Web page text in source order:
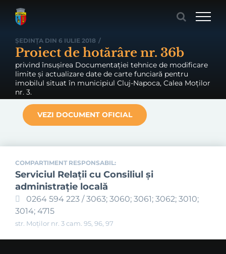
ȘEDINȚA DIN 6 IULIE 2018 /
Proiect de hotărâre nr. 36b
privind însușirea Documentației tehnice de modificare
limite și actualizare date de carte funciară pentru
imobilul situat în municipiul Cluj-Napoca, Calea Moților
nr. 3.
VEZI DOCUMENT OFICIAL
COMPARTIMENT RESPONSABIL:
Serviciul Relaţii cu Consiliul şi
administraţie locală
0264 594 223 / 3063; 3060; 3061; 3062; 3010;
3014; 4715
str. Moților nr. 3 cam. 95, 96, 97